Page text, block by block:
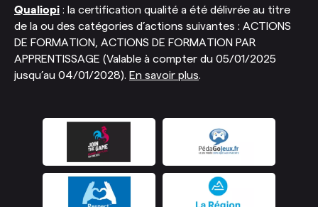
Qualiopi : la certification qualité a été délivrée au titre
de la ou des catégories d’actions suivantes : ACTIONS
DE FORMATION, ACTIONS DE FORMATION PAR
APPRENTISSAGE (Valable à compter du 05/01/2025
jusqu’au 04/01/2028). En savoir plus.